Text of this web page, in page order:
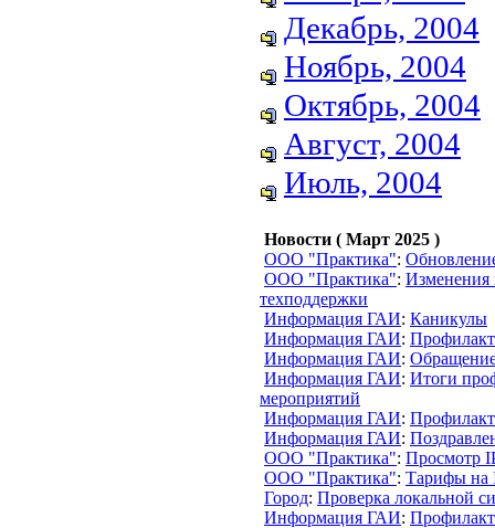
Декабрь, 2004
Ноябрь, 2004
Октябрь, 2004
Август, 2004
Июль, 2004
Новости ( Март 2025 )
ООО "Практика":
ООО "Практика": Изменения
техподдержки
Информация ГАИ: Каникулы
Информация ГАИ:
Информация ГАИ:
Информация ГАИ: Итоги
мероприятий
Информация ГАИ:
Информация ГАИ:
ООО "Практика": Просмотр
ООО "Практика": Тарифы на
Город: Проверка локальной
Информация ГАИ: